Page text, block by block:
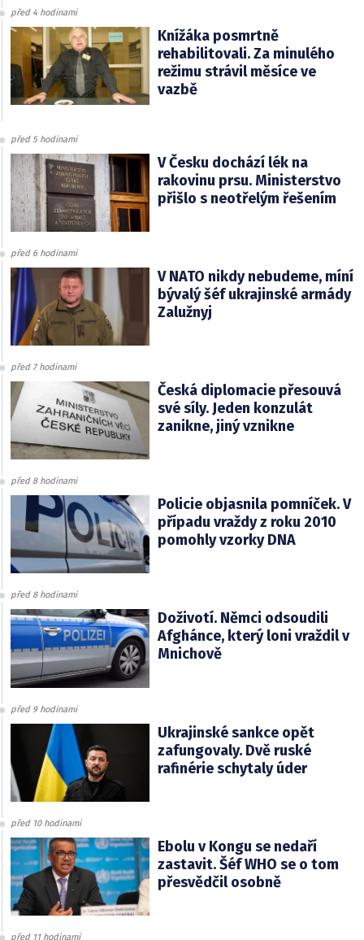
před 4 hodinami
Knížáka posmrtně
rehabilitovali. Za minulého
režimu strávil měsíce ve
vazbě
před 5 hodinami
V Česku dochází lék na
rakovinu prsu. Ministerstvo
přišlo s neotřelým řešením
před 6 hodinami
V NATO nikdy nebudeme, míní
bývalý šéf ukrajinské armády
Zalužnyj
před 7 hodinami
Česká diplomacie přesouvá
své síly. Jeden konzulát
zanikne, jiný vznikne
před 8 hodinami
Policie objasnila pomníček. V
případu vraždy z roku 2010
pomohly vzorky DNA
před 8 hodinami
Doživotí. Němci odsoudili
Afghánce, který loni vraždil v
Mnichově
před 9 hodinami
Ukrajinské sankce opět
zafungovaly. Dvě ruské
rafinérie schytaly úder
před 10 hodinami
Ebolu v Kongu se nedaří
zastavit. Šéf WHO se o tom
přesvědčil osobně
před 11 hodinami